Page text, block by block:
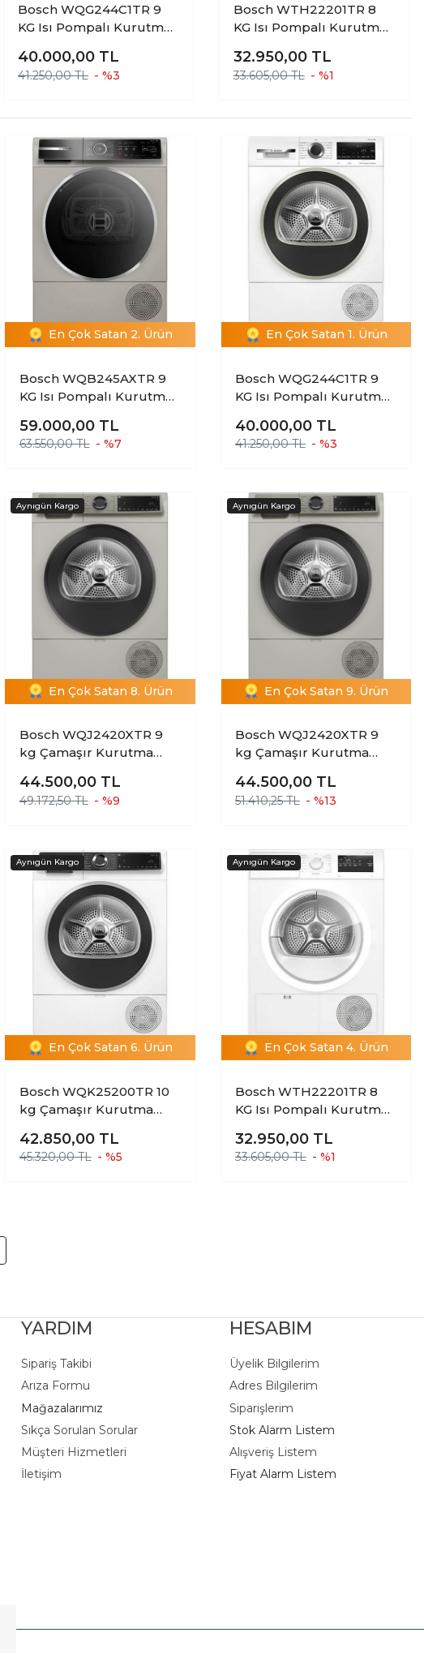
Bosch WQG244C1TR 9
KG Isı Pompalı Kurutma
40.000,00 TL
41.250,00 TL - %3
Bosch WTH22201TR 8
KG Isı Pompalı Kurutma
32.950,00 TL
33.605,00 TL - %1
En Çok Satan 2. Ürün
Bosch WQB245AXTR 9
KG Isı Pompalı Kurutma
59.000,00 TL
63.550,00 TL - %7
En Çok Satan 1. Ürün
Bosch WQG244C1TR 9
KG Isı Pompalı Kurutma
40.000,00 TL
41.250,00 TL - %3
En Çok Satan 8. Ürün
Bosch WQJ2420XTR 9
kg Çamaşır Kurutma
44.500,00 TL
49.172,50 TL - %9
En Çok Satan 9. Ürün
Bosch WQJ2420XTR 9
kg Çamaşır Kurutma
44.500,00 TL
51.410,25 TL - %13
En Çok Satan 6. Ürün
Bosch WQK25200TR 10
kg Çamaşır Kurutma
42.850,00 TL
45.320,00 TL - %5
En Çok Satan 4. Ürün
Bosch WTH22201TR 8
KG Isı Pompalı Kurutma
32.950,00 TL
33.605,00 TL - %1
YARDIM
Sipariş Takibi
Arıza Formu
Mağazalarımız
Sıkça Sorulan Sorular
Müşteri Hizmetleri
İletişim
HESABIM
Üyelik Bilgilerim
Adres Bilgilerim
Siparişlerim
Stok Alarm Listem
Alışveriş Listem
Fiyat Alarm Listem